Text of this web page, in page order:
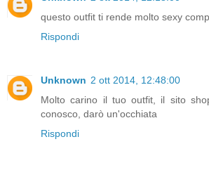
questo outfit ti rende molto sexy
Rispondi
Unknown 2 ott 2014, 12:48:00
Molto carino il tuo outfit, il sito
conosco, darò un'occhiata
Rispondi